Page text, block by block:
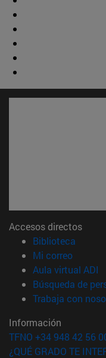
Accesos directos
Biblioteca
Mi correo(abre
Aula virtual ADI
Búsqueda de
Trabaja con
Información
TFNO +34 948 42 56
¿QUÉ GRADO TE